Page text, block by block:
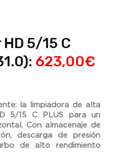
5/15 C
623,00€
la limpiadora de alta
5/15 C PLUS para un
Con almacenaje de
descarga de presión
de alto rendimiento